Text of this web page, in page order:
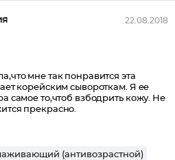
22.08.2018
мне так понравится эта
корейским сывороткам. Я ее
самое то,чтоб взбодрить кожу. Не
прекрасно.
(антивозрастной)